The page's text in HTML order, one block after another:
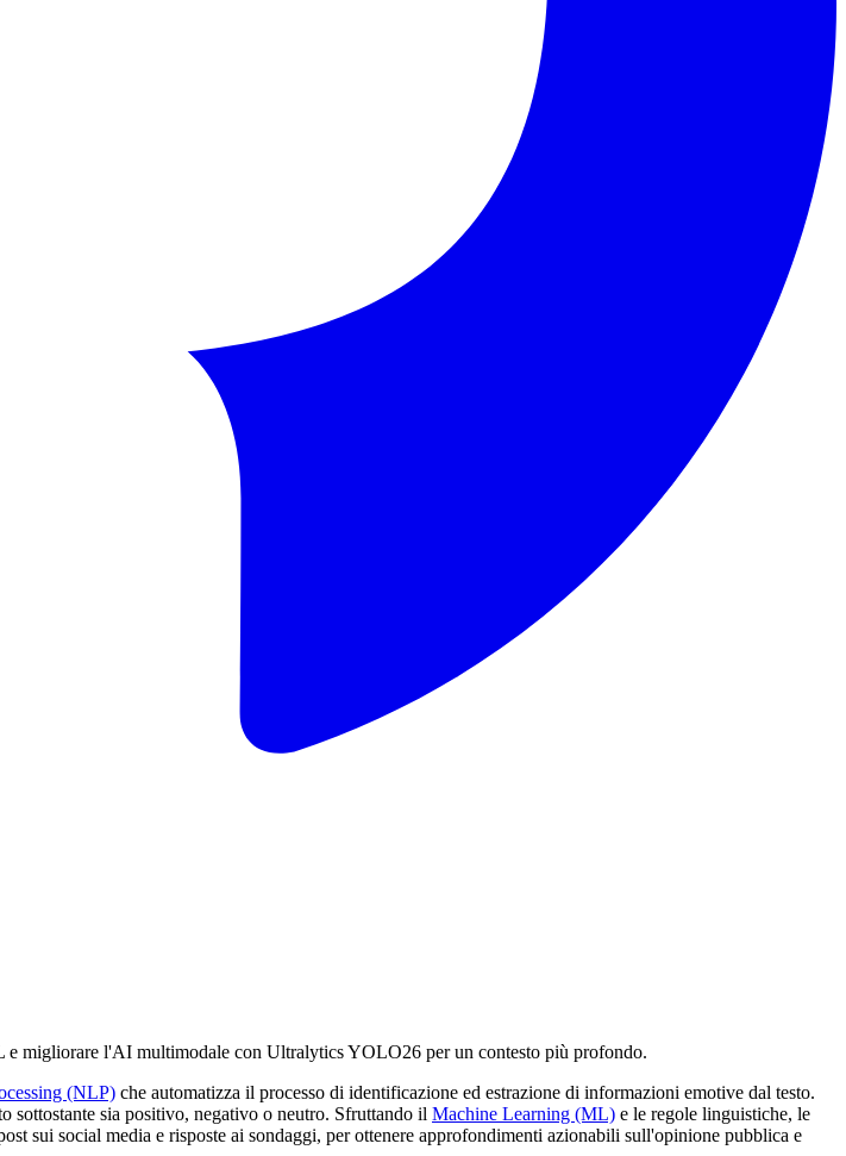
migliorare l'AI multimodale con Ultralytics YOLO26 per un contesto più profondo.
(NLP) che automatizza il processo di identificazione ed estrazione di informazioni emotive dal testo.
sottostante sia positivo, negativo o neutro. Sfruttando il Machine Learning (ML) e le regole linguistiche, le
sui social media e risposte ai sondaggi, per ottenere approfondimenti azionabili sull'opinione pubblica e